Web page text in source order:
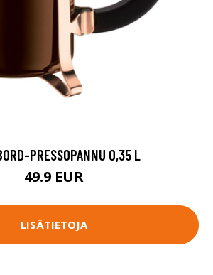
PRESSOPANNU 0,35 L
49.9 EUR
LISÄTIETOJA